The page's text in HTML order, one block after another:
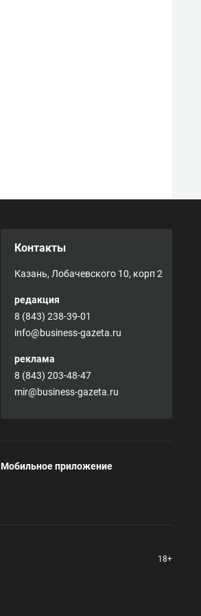
Контакты
Казань, Лобачевского 10, корп 2
редакция
8 (843) 238-39-01
info@business-gazeta.ru
реклама
8 (843) 203-48-47
mir@business-gazeta.ru
Мобильное приложение
18+